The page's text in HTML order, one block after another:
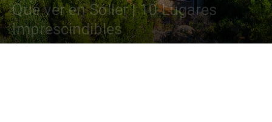
Qué ver en Sóller | 10 Lugares
Imprescindibles